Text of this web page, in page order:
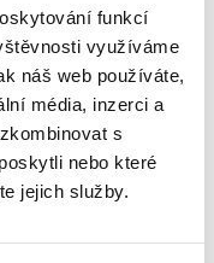
funkcí
využíváme
náš web používáte,
média, inzerci a
s
nebo které
jejich služby.
5.771 Kč
Detail